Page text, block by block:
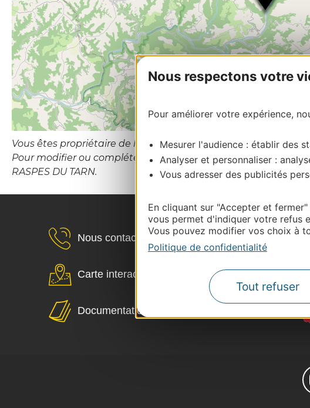
Nous respectons votre
Pour améliorer votre expérience,
Mesurer l'audience : établir des
Analyser et personnaliser :
Vous adresser des publicités
En cliquant sur "Accepter et
vous permet d'indiquer votre refus
Vous pouvez modifier vos choix à
Politique de confidentialité
Tout refuser
Vous êtes propriétaire de l’établissement ou le gestionnaire
Pour modifier ou compléter cette fiche, merci de contacter
RASPES DU TARN.
Nous contacter
Carte interactive
Documentation